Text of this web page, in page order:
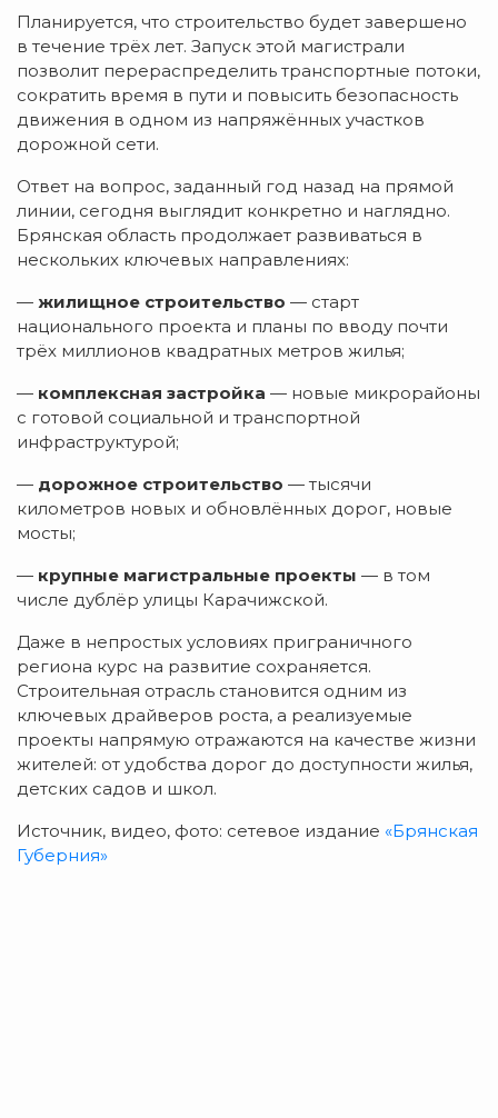
Планируется, что строительство будет завершено
в течение трёх лет. Запуск этой магистрали
позволит перераспределить транспортные потоки,
сократить время в пути и повысить безопасность
движения в одном из напряжённых участков
дорожной сети.
Ответ на вопрос, заданный год назад на прямой
линии, сегодня выглядит конкретно и наглядно.
Брянская область продолжает развиваться в
нескольких ключевых направлениях:
— жилищное строительство — старт
национального проекта и планы по вводу почти
трёх миллионов квадратных метров жилья;
— комплексная застройка — новые микрорайоны
с готовой социальной и транспортной
инфраструктурой;
— дорожное строительство — тысячи
километров новых и обновлённых дорог, новые
мосты;
— крупные магистральные проекты — в том
числе дублёр улицы Карачижской.
Даже в непростых условиях приграничного
региона курс на развитие сохраняется.
Строительная отрасль становится одним из
ключевых драйверов роста, а реализуемые
проекты напрямую отражаются на качестве жизни
жителей: от удобства дорог до доступности жилья,
детских садов и школ.
Источник, видео, фото: сетевое издание «Брянская
Губерния»